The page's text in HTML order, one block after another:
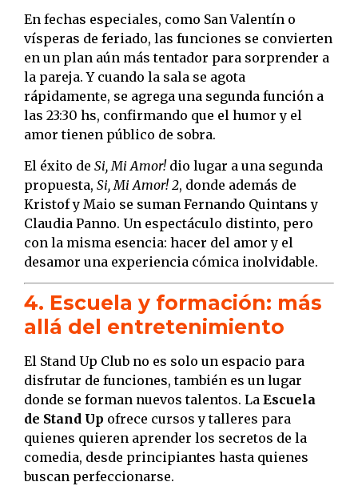
En fechas especiales, como San Valentín o
vísperas de feriado, las funciones se convierten
en un plan aún más tentador para sorprender a
la pareja. Y cuando la sala se agota
rápidamente, se agrega una segunda función a
las 23:30 hs, confirmando que el humor y el
amor tienen público de sobra.
El éxito de Si, Mi Amor!dio lugar a una segunda
propuesta, Si, Mi Amor! 2, donde además de
Kristof y Maio se suman Fernando Quintans y
Claudia Panno. Un espectáculo distinto, pero
con la misma esencia: hacer del amor y el
desamor una experiencia cómica inolvidable.
4. Escuela y formación: más
allá del entretenimiento
El Stand Up Club no es solo un espacio para
disfrutar de funciones, también es un lugar
donde se forman nuevos talentos. La Escuela
de Stand Up ofrece cursos y talleres para
quienes quieren aprender los secretos de la
comedia, desde principiantes hasta quienes
buscan perfeccionarse.